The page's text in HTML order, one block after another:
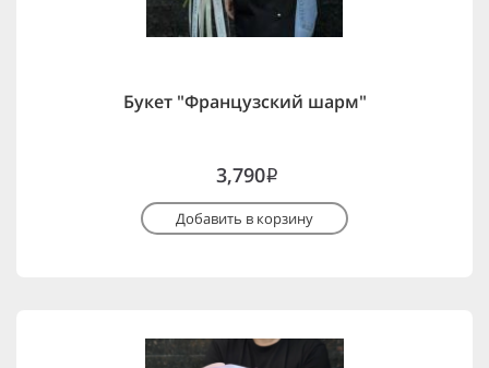
Букет "Французский шарм"
3,790i
Добавить в корзину